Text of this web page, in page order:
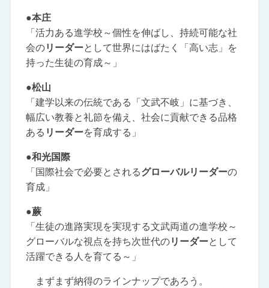
●本庄
「活力ある進学校～個性を伸ばし、持続可能な社
会のリーダーとして世界にはばたく「高い志」を
持った生徒の育成～」
●松山
「建学以来の伝統である「文武不岐」に基づき、
幅広い教養と礼節を備え、社会に貢献できる品格
ある リーダーを育成する」
●和光国際
「国際社会で必要とされるグローバルリーダーの
育成」
●蕨
「生徒の進路実現を実現する文武両道の進学校～
グローバルな視点を持ち次世代のリーダーとして
活躍できる人を育てる～」
まずまず納得のラインナップであろう。